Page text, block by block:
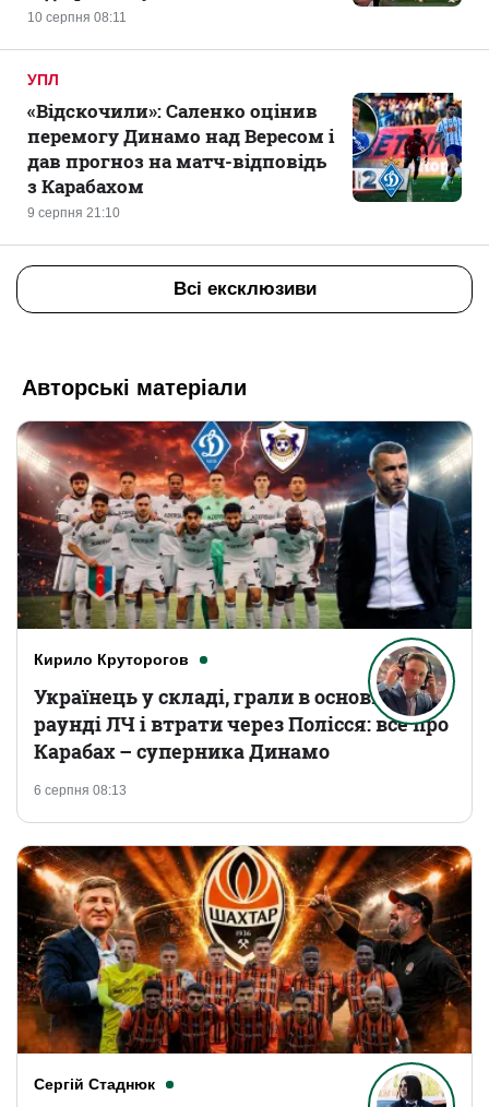
10 серпня 08:11
УПЛ
9 серпня 21:10
«Відскочили»: Саленко оцінив
перемогу Динамо над Вересом і
дав прогноз на матч-відповідь
з Карабахом
Всі ексклюзиви
Авторські матеріали
Кирило Круторогов
6 серпня 08:13
Українець у складі, грали в основному
раунді ЛЧ і втрати через Полісся: все про
Карабах – суперника Динамо
Сергій Стаднюк